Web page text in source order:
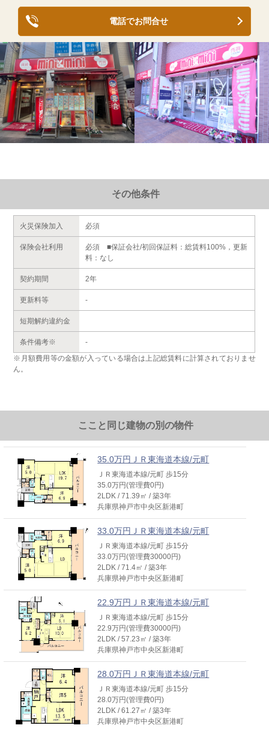
電話でお問合せ
その他条件
火災保険加入 必須
保険会社利用
必須 ■保証会社/初回保証料：総賃料100%，更新
料：なし
契約期間 2年
更新料等 -
短期解約違約金
条件備考※
-
※月額費用等の金額が入っている場合は上記総賃料に計算されておりませ
ん。
ここと同じ建物の別の物件
35.0万円ＪＲ東海道本線/元町
ＪＲ東海道本線/元町 歩15分
35.0万円(管理費0円)
2LDK / 71.39㎡ / 築3年
兵庫県神戸市中央区新港町
33.0万円ＪＲ東海道本線/元町
ＪＲ東海道本線/元町 歩15分
33.0万円(管理費30000円)
2LDK / 71.4㎡ / 築3年
兵庫県神戸市中央区新港町
22.9万円ＪＲ東海道本線/元町
ＪＲ東海道本線/元町 歩15分
22.9万円(管理費30000円)
2LDK / 57.23㎡ / 築3年
兵庫県神戸市中央区新港町
28.0万円ＪＲ東海道本線/元町
ＪＲ東海道本線/元町 歩15分
28.0万円(管理費0円)
2LDK / 61.27㎡ / 築3年
兵庫県神戸市中央区新港町